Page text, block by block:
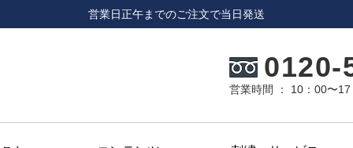
営業日正午までのご注文で当日発送
0120-
営業時間 ： 10：00〜